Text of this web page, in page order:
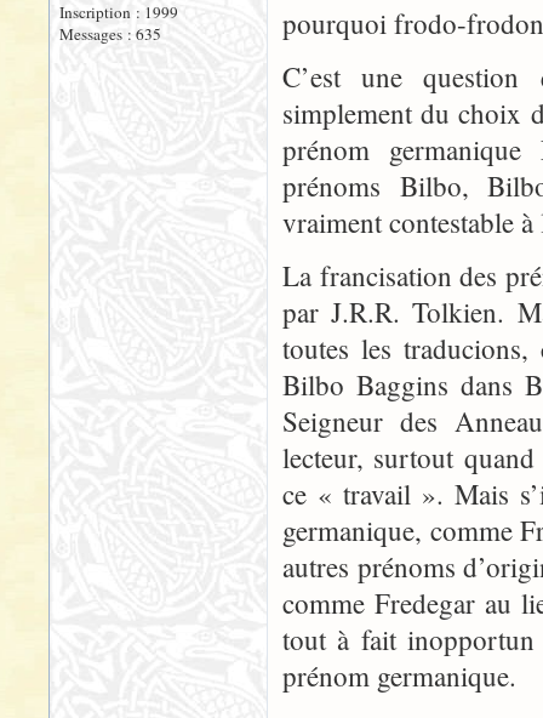
Inscription : 1999
Messages : 635
pourquoi frodo-
C’est une
simplement du choix
prénom
prénoms Bilbo,
vraiment contestable
La francisation des
par J.R.R. Tolkien.
toutes les
Bilbo Baggins dans
Seigneur des
lecteur, surtout
ce « travail ». Mais
germanique, comme
autres prénoms
comme Fredegar au
tout à fait
prénom germanique.